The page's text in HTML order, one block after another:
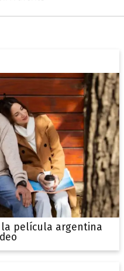
película argentina